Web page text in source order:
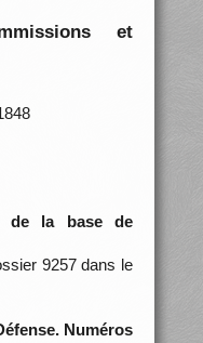
et
de la base de
9257 dans le
Numéros